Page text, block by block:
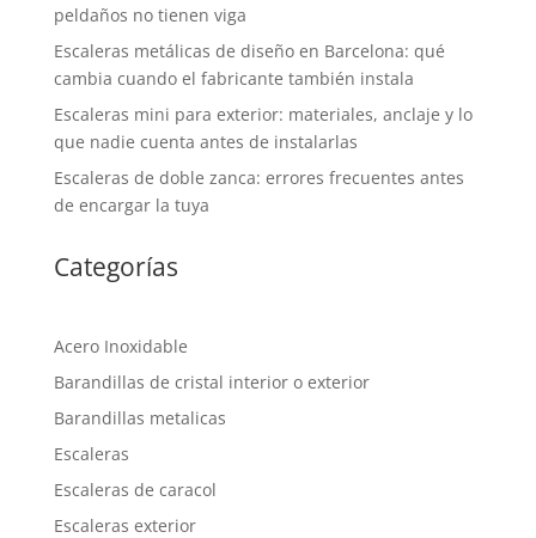
peldaños no tienen viga
Escaleras metálicas de diseño en Barcelona: qué
cambia cuando el fabricante también instala
Escaleras mini para exterior: materiales, anclaje y lo
que nadie cuenta antes de instalarlas
Escaleras de doble zanca: errores frecuentes antes
de encargar la tuya
Categorías
Acero Inoxidable
Barandillas de cristal interior o exterior
Barandillas metalicas
Escaleras
Escaleras de caracol
Escaleras exterior